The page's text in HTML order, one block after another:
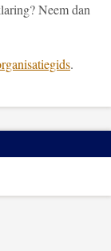
Neem dan
.